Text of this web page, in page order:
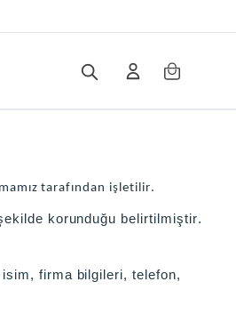
tarafından işletilir.
korunduğu belirtilmiştir.
firma bilgileri, telefon,